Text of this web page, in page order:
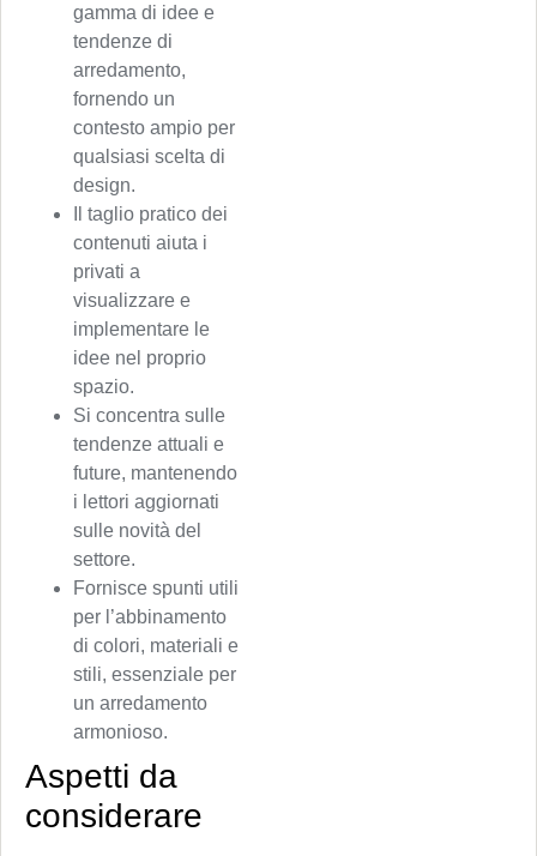
gamma di idee e
tendenze di
arredamento,
fornendo un
contesto ampio per
qualsiasi scelta di
design.
Il taglio pratico dei
contenuti aiuta i
privati a
visualizzare e
implementare le
idee nel proprio
spazio.
Si concentra sulle
tendenze attuali e
future, mantenendo
i lettori aggiornati
sulle novità del
settore.
Fornisce spunti utili
per l’abbinamento
di colori, materiali e
stili, essenziale per
un arredamento
armonioso.
Aspetti da
considerare